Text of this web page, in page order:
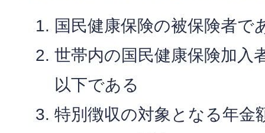
国民健康保険の被保険者で
世帯内の国民健康保険加入
以下である
特別徴収の対象となる年金